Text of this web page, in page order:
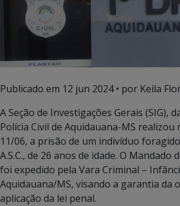
Publicado em 12 jun 2024• por Keila
A Seção de Investigações Gerais (SIG),
Polícia Civil de Aquidauana-MS
11/06, a prisão de um indivíduo
A.S.C., de 26 anos de idade. O Mandado
foi expedido pela Vara Criminal –
Aquidauana/MS, visando a garantia da
aplicação da lei penal.